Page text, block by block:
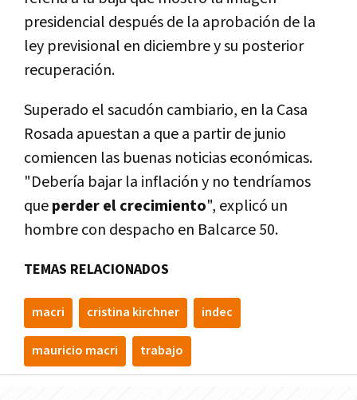
presidencial después de la aprobación de la
ley previsional en diciembre y su posterior
recuperación.
Superado el sacudón cambiario, en la Casa
Rosada apuestan a que a partir de junio
comiencen las buenas noticias económicas.
"Deberí­a bajar la inflación y no tendrí­amos
queperder el crecimiento", explicó un
hombre con despacho en Balcarce 50.
TEMAS RELACIONADOS
macri cristina kirchner indec
mauricio macri trabajo